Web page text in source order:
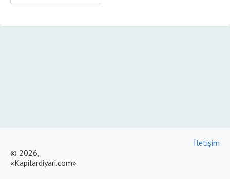
© 2026,
«Kapilardiyari.com»
İletişim